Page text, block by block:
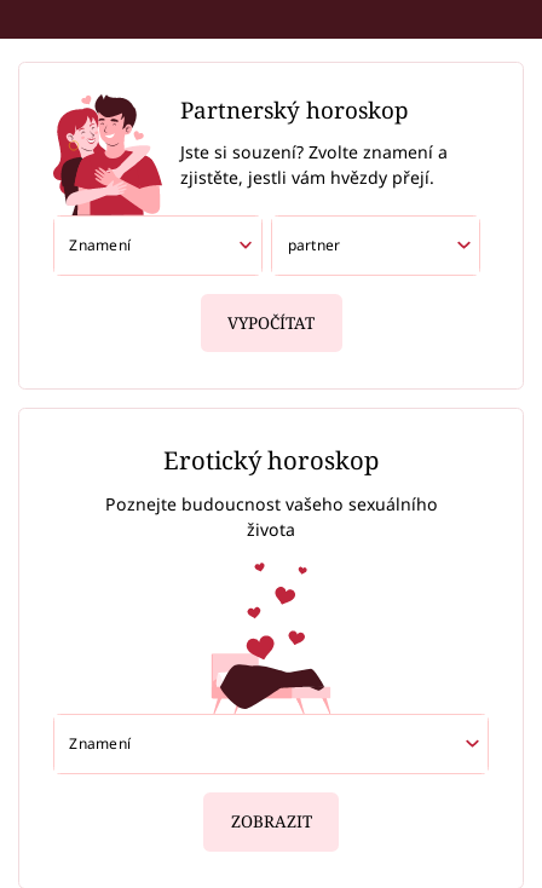
Partnerský horoskop
Jste si souzení? Zvolte znamení a
zjistěte, jestli vám hvězdy přejí.
VYPOČÍTAT
Erotický horoskop
Poznejte budoucnost vašeho sexuálního
života
ZOBRAZIT